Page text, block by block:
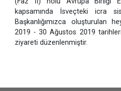
kapsamında İsveçteki icra
Başkanlığımızca oluşturulan
2019 - 30 Ağustos 2019
ziyareti düzenlenmiştir.